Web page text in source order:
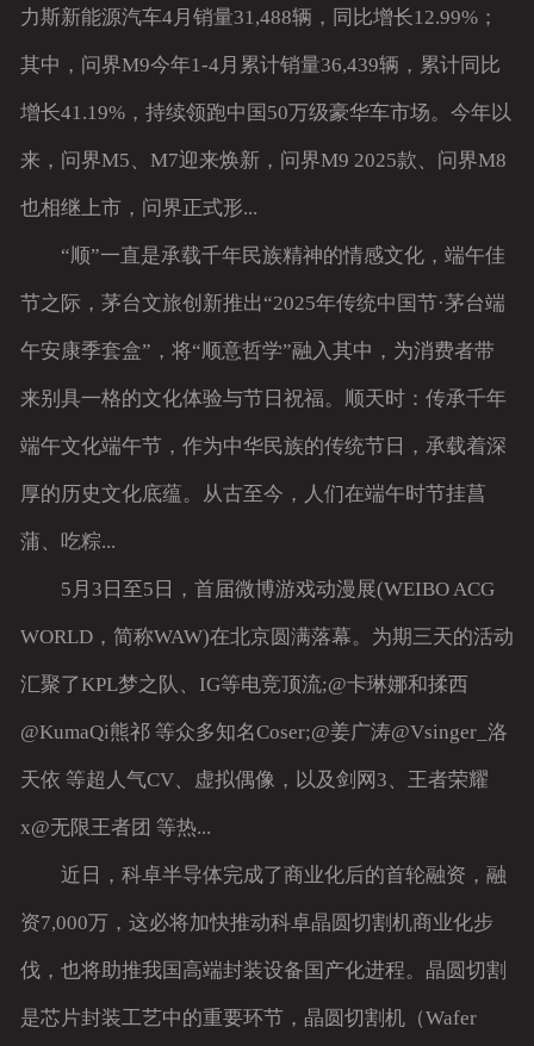
力斯新能源汽车4月销量31,488辆，同比增长12.99%；
其中，问界M9今年1-4月累计销量36,439辆，累计同比
增长41.19%，持续领跑中国50万级豪华车市场。今年以
来，问界M5、M7迎来焕新，问界M9 2025款、问界M8
也相继上市，问界正式形...
“顺”一直是承载千年民族精神的情感文化，端午佳
节之际，茅台文旅创新推出“2025年传统中国节·茅台端
午安康季套盒”，将“顺意哲学”融入其中，为消费者带
来别具一格的文化体验与节日祝福。顺天时：传承千年
端午文化端午节，作为中华民族的传统节日，承载着深
厚的历史文化底蕴。从古至今，人们在端午时节挂菖
蒲、吃粽...
5月3日至5日，首届微博游戏动漫展(WEIBO ACG
WORLD，简称WAW)在北京圆满落幕。为期三天的活动
汇聚了KPL梦之队、IG等电竞顶流;@卡琳娜和揉西
@KumaQi熊祁 等众多知名Coser;@姜广涛@Vsinger_洛
天依 等超人气CV、虚拟偶像，以及剑网3、王者荣耀
x@无限王者团 等热...
近日，科卓半导体完成了商业化后的首轮融资，融
资7,000万，这必将加快推动科卓晶圆切割机商业化步
伐，也将助推我国高端封装设备国产化进程。晶圆切割
是芯片封装工艺中的重要环节，晶圆切割机（Wafer